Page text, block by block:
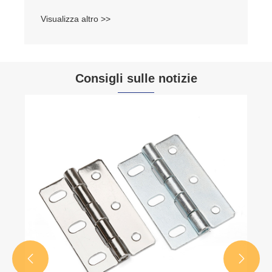
Consigli sulle notizie
asta migliora la sicurezza e l'efficienza delle
Visualizza altro >>
 